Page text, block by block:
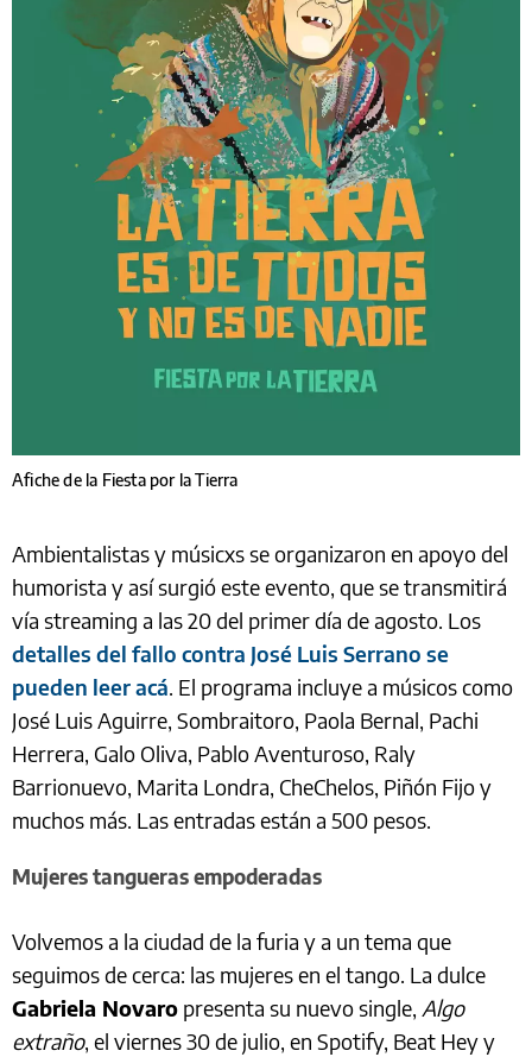
Afiche de la Fiesta por la Tierra
Ambientalistas y músicxs se organizaron en apoyo del
humorista y así surgió este evento, que se transmitirá
vía streaming a las 20 del primer día de agosto. Los
detalles del fallo contra José Luis Serrano se
pueden leer acá. El programa incluye a músicos como
José Luis Aguirre, Sombraitoro, Paola Bernal, Pachi
Herrera, Galo Oliva, Pablo Aventuroso, Raly
Barrionuevo, Marita Londra, CheChelos, Piñón Fijo y
muchos más. Las entradas están a 500 pesos.
Mujeres tangueras empoderadas
Volvemos a la ciudad de la furia y a un tema que
seguimos de cerca: las mujeres en el tango. La dulce
Gabriela Novaro presenta su nuevo single, Algo
extraño, el viernes 30 de julio, en Spotify, Beat Hey y